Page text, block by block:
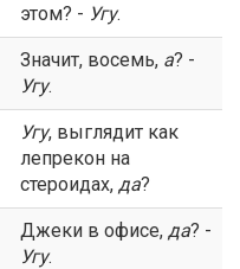
этом? - Угу.
Значит, восемь, а? -
Угу.
Угу, выглядит как
лепрекон на
стероидах, да?
Джеки в офисе, да? -
Угу.